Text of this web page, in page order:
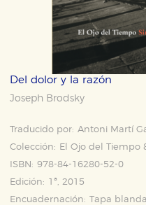
Del dolor y la razón
Joseph Brodsky
Traducido por: Antoni Martí
Colección:
El Ojo del Tiempo
ISBN: 978-84-16280-52-0
Edición: 1ª, 2015
Encuadernación: Tapa